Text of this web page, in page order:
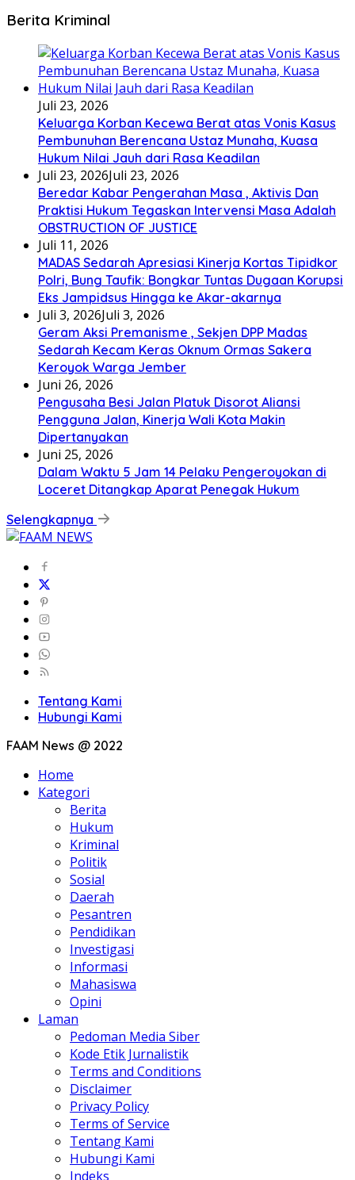
Berita Kriminal
Juli 23, 2026
Keluarga Korban Kecewa Berat atas Vonis Kasus
Pembunuhan Berencana Ustaz Munaha, Kuasa
Hukum Nilai Jauh dari Rasa Keadilan
Juli 23, 2026Juli 23, 2026
Beredar Kabar Pengerahan Masa , Aktivis Dan
Praktisi Hukum Tegaskan Intervensi Masa Adalah
OBSTRUCTION OF JUSTICE
Juli 11, 2026
MADAS Sedarah Apresiasi Kinerja Kortas Tipidkor
Polri, Bung Taufik: Bongkar Tuntas Dugaan Korupsi
Eks Jampidsus Hingga ke Akar-akarnya
Juli 3, 2026Juli 3, 2026
Geram Aksi Premanisme , Sekjen DPP Madas
Sedarah Kecam Keras Oknum Ormas Sakera
Keroyok Warga Jember
Juni 26, 2026
Pengusaha Besi Jalan Platuk Disorot Aliansi
Pengguna Jalan, Kinerja Wali Kota Makin
Dipertanyakan
Juni 25, 2026
Dalam Waktu 5 Jam 14 Pelaku Pengeroyokan di
Loceret Ditangkap Aparat Penegak Hukum
Selengkapnya
Tentang Kami
Hubungi Kami
FAAM News @ 2022
Home
Kategori
Berita
Hukum
Kriminal
Politik
Sosial
Daerah
Pesantren
Pendidikan
Investigasi
Informasi
Mahasiswa
Opini
Laman
Pedoman Media Siber
Kode Etik Jurnalistik
Terms and Conditions
Disclaimer
Privacy Policy
Terms of Service
Tentang Kami
Hubungi Kami
Indeks